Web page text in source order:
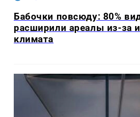
Бабочки повсюду: 80%
расширили ареалы из-за
климата